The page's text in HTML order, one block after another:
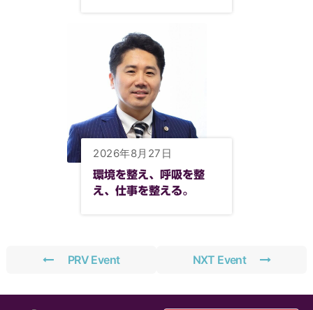
2026年8月27日
環境を整え、呼吸を整
え、仕事を整える。
PRV Event NXT Event